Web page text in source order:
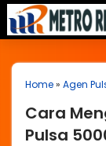
Home» Agen
Cara
Pulsa